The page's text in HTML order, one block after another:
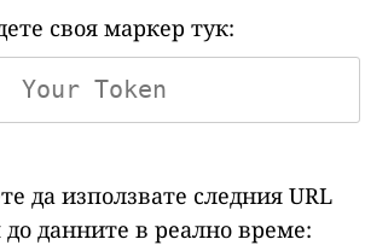
своя маркер тук:
да използвате следния URL
до данните в реално време: